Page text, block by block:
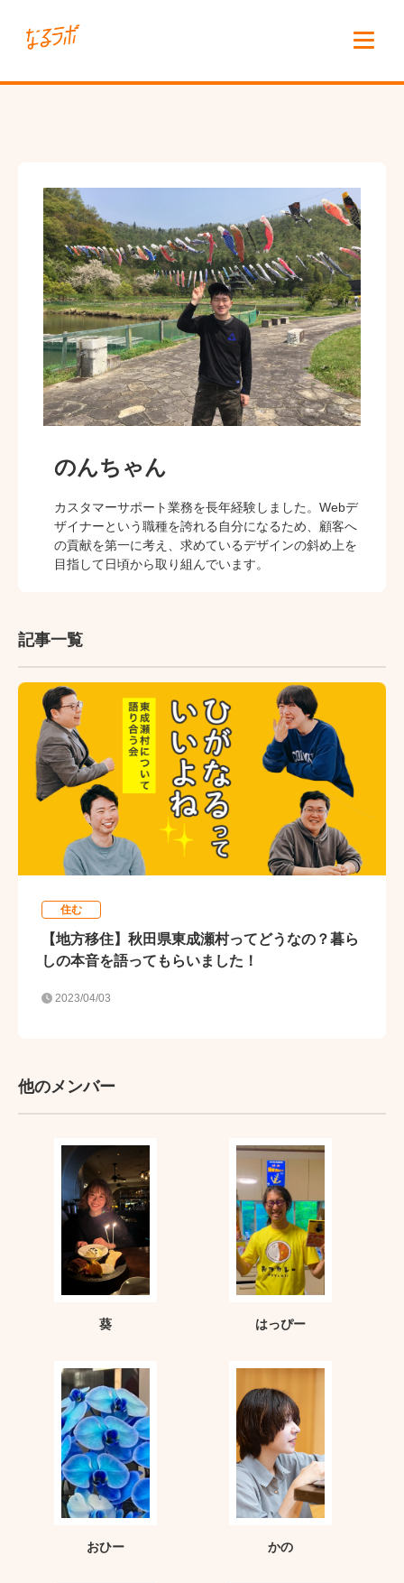
のんちゃん
カスタマーサポート業務を長年経験しました。Webデ
ザイナーという職種を誇れる自分になるため、顧客へ
の貢献を第一に考え、求めているデザインの斜め上を
目指して日頃から取り組んでいます。
記事一覧
住む
【地方移住】秋田県東成瀬村ってどうなの？暮ら
しの本音を語ってもらいました！
2023/04/03
他のメンバー
葵 はっぴー
おひー かの